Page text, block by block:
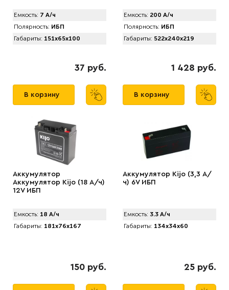
Емкость: 7 А/ч
Полярность: ИБП
Габариты: 151x65x100
37 руб.
В корзину
Емкость: 200 А/ч
Полярность: ИБП
Габариты: 522x240x219
1 428 руб.
В корзину
Аккумулятор
Аккумулятор Kijo (18 А/ч)
12V ИБП
Емкость: 18 А/ч
Габариты: 181x76x167
150 руб.
Аккумулятор Kijo (3,3 А/
ч) 6V ИБП
Емкость: 3.3 А/ч
Габариты: 134x34x60
25 руб.